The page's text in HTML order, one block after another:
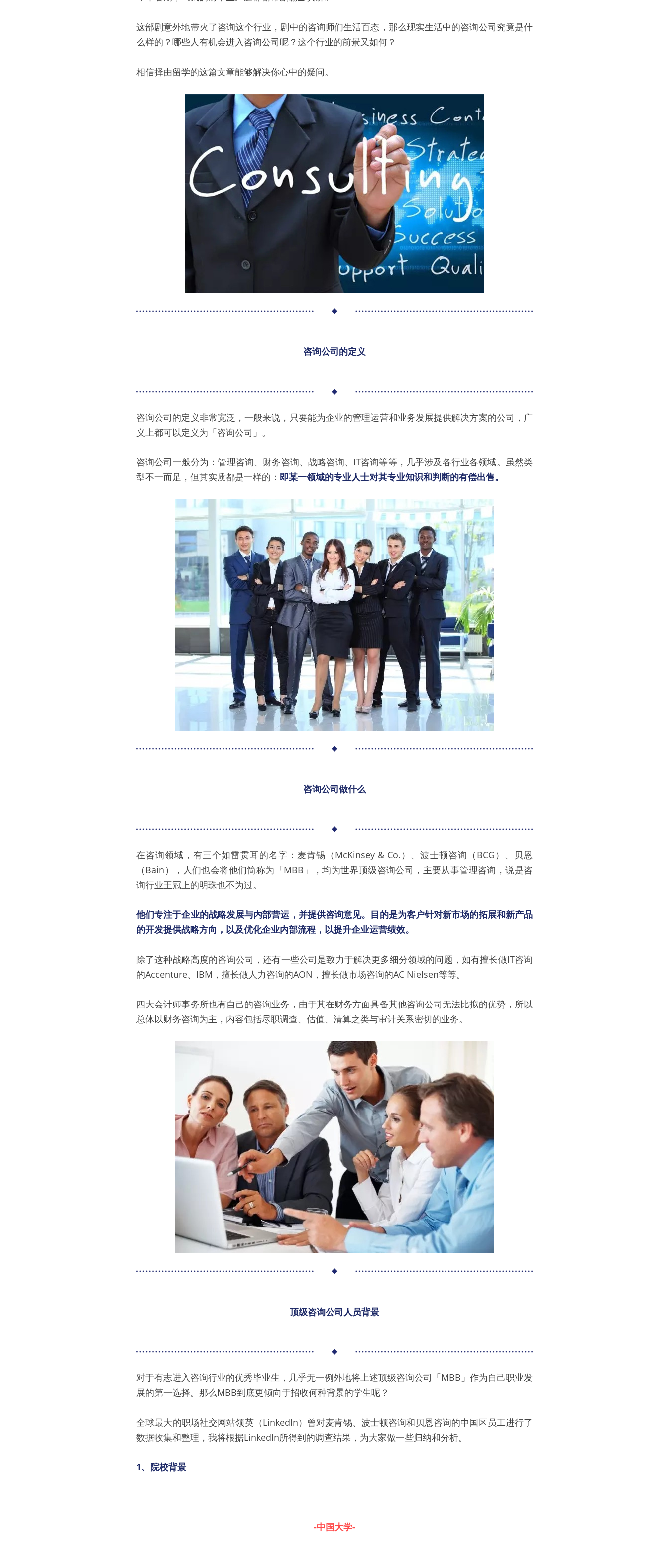
这部剧意外地带火了咨询这个行业，剧中的咨询师们生活百态，那么现实生活中的咨询公司究竟是什
么样的？哪些人有机会进入咨询公司呢？这个行业的前景又如何？
相信择由留学的这篇文章能够解决你心中的疑问。
咨询公司的定义
咨询公司的定义非常宽泛，一般来说，只要能为企业的管理运营和业务发展提供解决方案的公司，广
义上都可以定义为「咨询公司」。
咨询公司一般分为：管理咨询、财务咨询、战略咨询、IT咨询等等，几乎涉及各行业各领域。虽然类
型不一而足，但其实质都是一样的： 即某一领域的专业人士对其专业知识和判断的有偿出售。
咨询公司做什么
在咨询领域，有三个如雷贯耳的名字：麦肯锡（McKinsey & Co.）、波士顿咨询（BCG）、贝恩
（Bain），人们也会将他们简称为「MBB」，均为世界顶级咨询公司，主要从事管理咨询，说是咨
询行业王冠上的明珠也不为过。
他们专注于企业的战略发展与内部营运，并提供咨询意见。目的是为客户针对新市场的拓展和新产品
的开发提供战略方向，以及优化企业内部流程，以提升企业运营绩效。
除了这种战略高度的咨询公司，还有一些公司是致力于解决更多细分领域的问题，如有擅长做IT咨询
的Accenture、IBM，擅长做人力咨询的AON，擅长做市场咨询的AC Nielsen等等。
四大会计师事务所也有自己的咨询业务，由于其在财务方面具备其他咨询公司无法比拟的优势，所以
总体以财务咨询为主，内容包括尽职调查、估值、清算之类与审计关系密切的业务。
顶级咨询公司人员背景
对于有志进入咨询行业的优秀毕业生，几乎无一例外地将上述顶级咨询公司「MBB」作为自己职业发
展的第一选择。那么MBB到底更倾向于招收何种背景的学生呢？
全球最大的职场社交网站领英（LinkedIn）曾对麦肯锡、波士顿咨询和贝恩咨询的中国区员工进行了
数据收集和整理，我将根据LinkedIn所得到的调查结果，为大家做一些归纳和分析。
1、 院校背景
-中国大学-